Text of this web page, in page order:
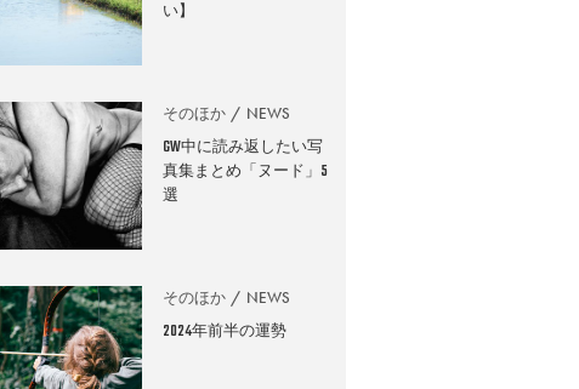
い】
そのほか NEWS
GW中に読み返したい写
真集まとめ「ヌード」5
選
そのほか NEWS
2024年前半の運勢